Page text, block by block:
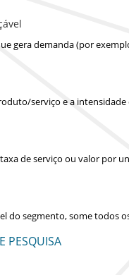
gera demanda (por
serviço e a
de serviço ou valor por
do segmento, some
PESQUISA